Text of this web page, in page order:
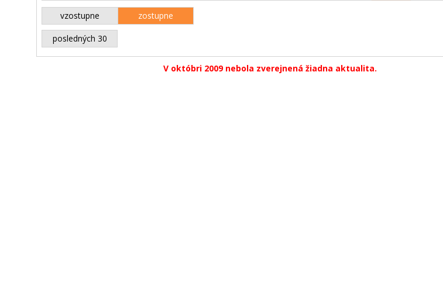
vzostupne zostupne
posledných 30
V októbri 2009 nebola zverejnená žiadna aktualita.